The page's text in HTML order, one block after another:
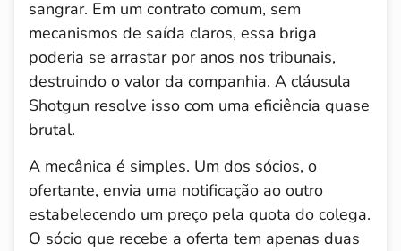
sangrar. Em um contrato comum, sem
mecanismos de saída claros, essa briga
poderia se arrastar por anos nos tribunais,
destruindo o valor da companhia. A cláusula
Shotgun resolve isso com uma eficiência quase
brutal.
A mecânica é simples. Um dos sócios, o
ofertante, envia uma notificação ao outro
estabelecendo um preço pela quota do colega.
O sócio que recebe a oferta tem apenas duas